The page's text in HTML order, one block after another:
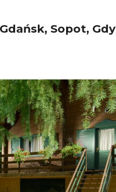
Sopot,